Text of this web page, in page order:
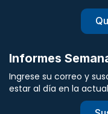
Informes
Ingrese su correo y
estar al día en la